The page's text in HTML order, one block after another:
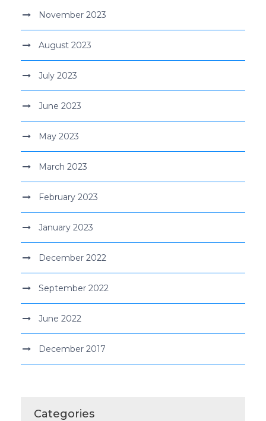
November 2023
August 2023
July 2023
June 2023
May 2023
March 2023
February 2023
January 2023
December 2022
September 2022
June 2022
December 2017
Categories